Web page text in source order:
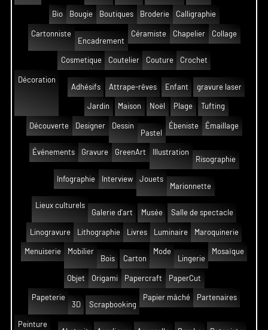
Bio Bougie Boutiques Broderie Calligraphie
Cartonniste
Encadrement
Céramiste Chapelier Collage
Cosmetique Coutelier Couture Crochet
Décoration
Adhésifs
Attrape-rêves Enfant gravure laser
Jardin Maison Noël Plage Tufting
Découverte Designer
Dessin
Pastel
Ébeniste Émaillage
Événements Gravure GreenArt
Illustration
Risographie
Infographie Interview
Jouets
Marionnette
Lieux culturels
Galerie d'art
Musée Salle de spectacle
Linogravure Lithographie Livres Luminaire Maroquinerie
Menuiserie
Mobilier
Bois
Carton
Mode
Lingerie
Mosaïque
Objet Origami Papercraft PaperCut
Papeterie
3D
Scrapbooking
Papier mâché Partenaires
Peinture